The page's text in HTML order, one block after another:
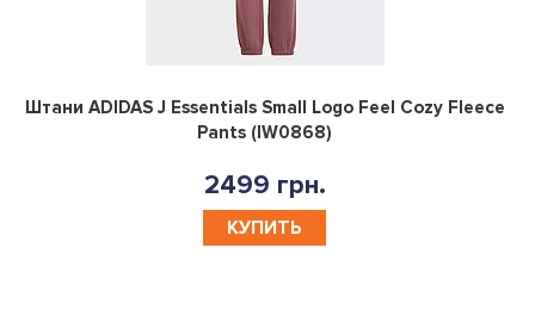
0
Штани ADIDAS J Essentials Small Logo Feel Cozy Fleece
Pants (IW0868)
2499 грн.
КУПИТЬ